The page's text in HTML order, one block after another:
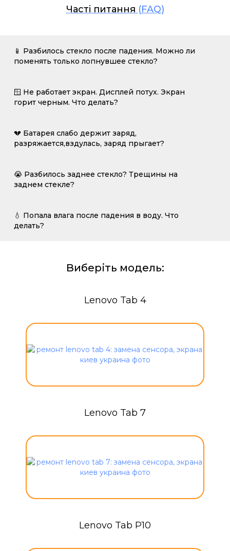
Часті питання (FAQ)
📱 Разбилось стекло после падения. Можно ли
поменять только лопнувшее стекло?
🪟 Не работает экран. Дисплей потух. Экран
горит черным. Что делать?
💔 Батарея слабо держит заряд,
разряжается,вздулась, заряд прыгает?
😭 Разбилось заднее стекло? Трещины на
заднем стекле?
💧 Попала влага после падения в воду. Что
делать?
Виберіть модель:
Lenovo Tab 4
Lenovo Tab 7
Lenovo Tab P10